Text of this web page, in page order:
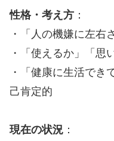
性格・考え方 ：
・「人の機嫌に左右
・「使えるか」「思
・「健康に生活でき
己肯定的
現在の状況 ：